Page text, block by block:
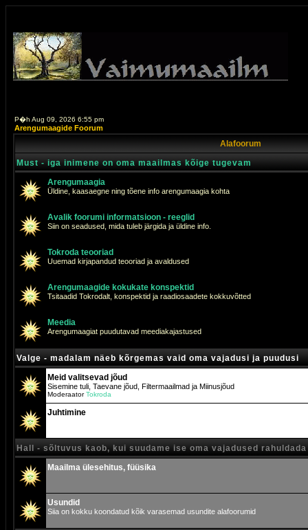
P�h Aug 09, 2026 6:55 pm
Arengumaagide Foorum
Alafoorum
Must - iga inimene on oma maailmas kõige tugevam
Arengumaagia
Üldine, kaasaegne ning tõene info arengumaagia kohta
Avalik foorumi informatsioon - reeglid
Siin on seadused, mida tuleb järgida ja üldine info.
Tokroda teooriad
Uuemad kirjapandud teooriad ja avaldused
Arengumaagide kokukate konspektid
Tsitaadid Tokrodalt, konspektid ja raadiosaadete kokkuvõtted
Meedia
Arengumaagiat puudutavad meediakajastused
Valge - madalam näeb kõrgemas vaid oma vajadusi ja puudusi
Meid valitsevad jõud
Sisemine tuli, Taevane jõud, Filtermaailmad ja Miinusjõud
ModeraatorTokroda
Juhtimine
Hall - sõltuvus kaob, kui suudame ise oma vajadused rahuldada
Maailma ülesehitus, füüsika
Usundid
Siia on kokku koondatud kõik varasemad usundite alafoorumid